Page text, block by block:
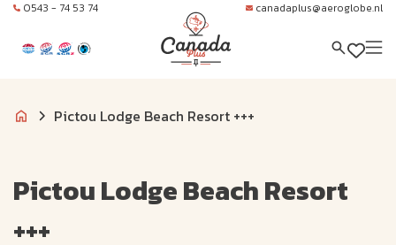
0543 - 74 53 74 canadaplus@aeroglobe.nl
Pictou Lodge Beach Resort +++
Pictou Lodge Beach Resort
+++